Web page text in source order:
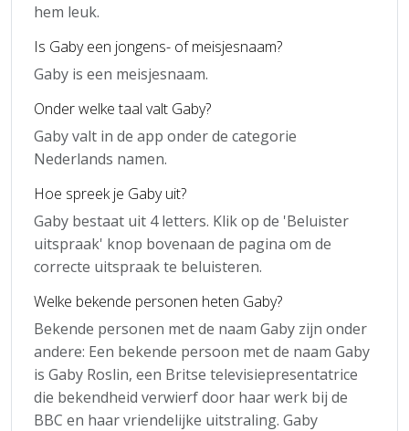
hem leuk.
Is Gaby een jongens- of meisjesnaam?
Gaby is een meisjesnaam.
Onder welke taal valt Gaby?
Gaby valt in de app onder de categorie
Nederlands namen.
Hoe spreek je Gaby uit?
Gaby bestaat uit 4 letters. Klik op de 'Beluister
uitspraak' knop bovenaan de pagina om de
correcte uitspraak te beluisteren.
Welke bekende personen heten Gaby?
Bekende personen met de naam Gaby zijn onder
andere: Een bekende persoon met de naam Gaby
is Gaby Roslin, een Britse televisiepresentatrice
die bekendheid verwierf door haar werk bij de
BBC en haar vriendelijke uitstraling. Gaby